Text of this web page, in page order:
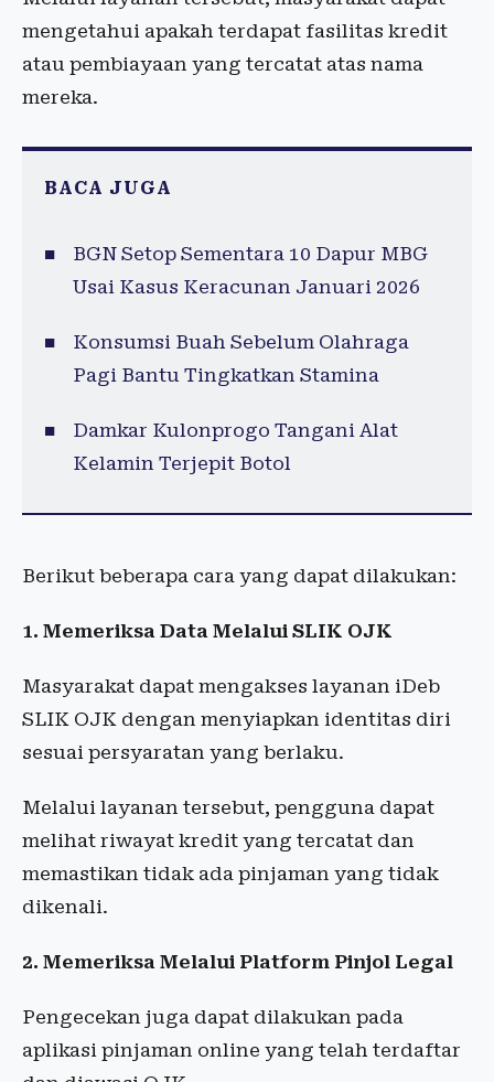
mengetahui apakah terdapat fasilitas kredit
atau pembiayaan yang tercatat atas nama
mereka.
BACA JUGA
BGN Setop Sementara 10 Dapur MBG
Usai Kasus Keracunan Januari 2026
Konsumsi Buah Sebelum Olahraga
Pagi Bantu Tingkatkan Stamina
Damkar Kulonprogo Tangani Alat
Kelamin Terjepit Botol
Berikut beberapa cara yang dapat dilakukan:
1. Memeriksa Data Melalui SLIK OJK
Masyarakat dapat mengakses layanan iDeb
SLIK OJK dengan menyiapkan identitas diri
sesuai persyaratan yang berlaku.
Melalui layanan tersebut, pengguna dapat
melihat riwayat kredit yang tercatat dan
memastikan tidak ada pinjaman yang tidak
dikenali.
2. Memeriksa Melalui Platform Pinjol Legal
Pengecekan juga dapat dilakukan pada
aplikasi pinjaman online yang telah terdaftar